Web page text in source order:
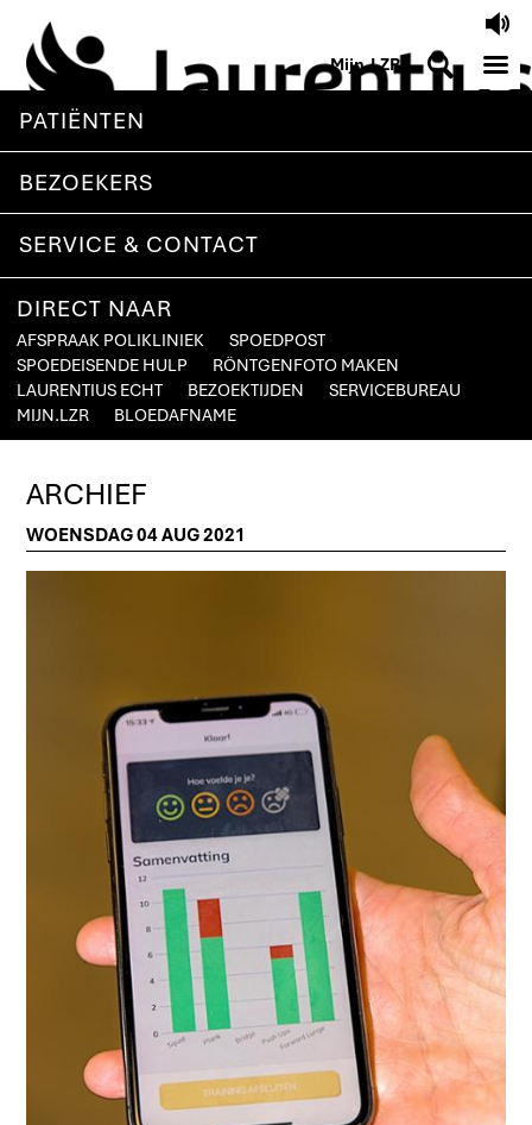
V
Mijn.LZR S M
PATIËNTEN
BEZOEKERS
SERVICE & CONTACT
DIRECT NAAR
AFSPRAAK POLIKLINIEK
SPOEDPOST
SPOEDEISENDE HULP
RÖNTGENFOTO MAKEN
LAURENTIUS ECHT
BEZOEKTIJDEN
SERVICEBUREAU
MIJN.LZR
BLOEDAFNAME
ARCHIEF
WOENSDAG 04 AUG 2021